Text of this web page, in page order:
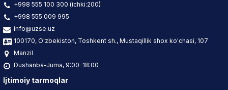
+998 555 100 300 (ichki:200)
+998 555 009 995
info@uzse.uz
100170, O'zbekiston, Toshkent sh., Mustaqillik shox ko'chasi, 107
Manzil
Dushanba-Juma, 9:00-18:00
Ijtimoiy tarmoqlar